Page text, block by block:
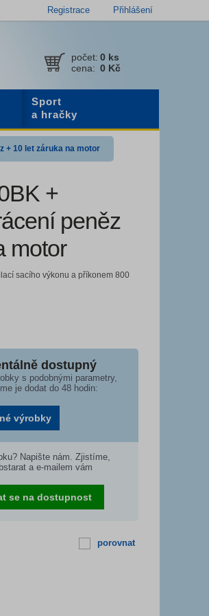
Registrace Přihlášení
počet: 0 ks
cena: 0 Kč
Sport
a hračky
+ 10 let záruka na motor
+
peněz
motor
sacího výkonu a příkonem 800
dostupný
s podobnými parametry,
je dodat do 48 hodin:
výrobky
Napište nám. Zjistíme,
a e-mailem vám
se na dostupnost
porovnat